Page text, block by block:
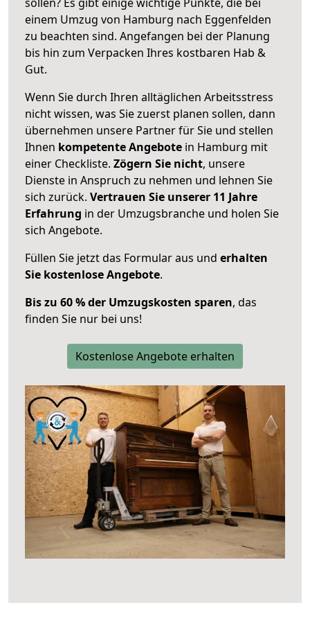
einem Umzug von Hamburg nach Eggenfelden
zu beachten sind. Angefangen bei der Planung
bis hin zum Verpacken Ihres kostbaren Hab &
Gut.
Wenn Sie durch Ihren alltäglichen Arbeitsstress
nicht wissen, was Sie zuerst planen sollen, dann
übernehmen unsere Partner für Sie und stellen
Ihnen kompetente Angebote in Hamburg mit
einer Checkliste. Zögern Sie nicht, unsere
Dienste in Anspruch zu nehmen und lehnen Sie
sich zurück. Vertrauen Sie unserer 11 Jahre
Erfahrung in der Umzugsbranche und holen Sie
sich Angebote.
Füllen Sie jetzt das Formular aus und erhalten
Sie kostenlose Angebote.
Bis zu 60 % der Umzugskosten sparen, das
finden Sie nur bei uns!
Kostenlose Angebote erhalten